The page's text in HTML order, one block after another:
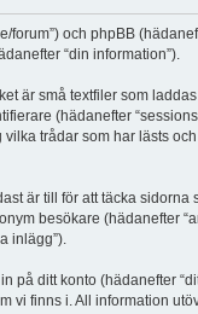
och phpBB
“din information”).
är små textfiler som
(hädanefter
trådar som har lästs
är till för att täcka sidorna
besökare (hädanefter
inlägg”).
på ditt konto (hädanefter
vi finns i. All information